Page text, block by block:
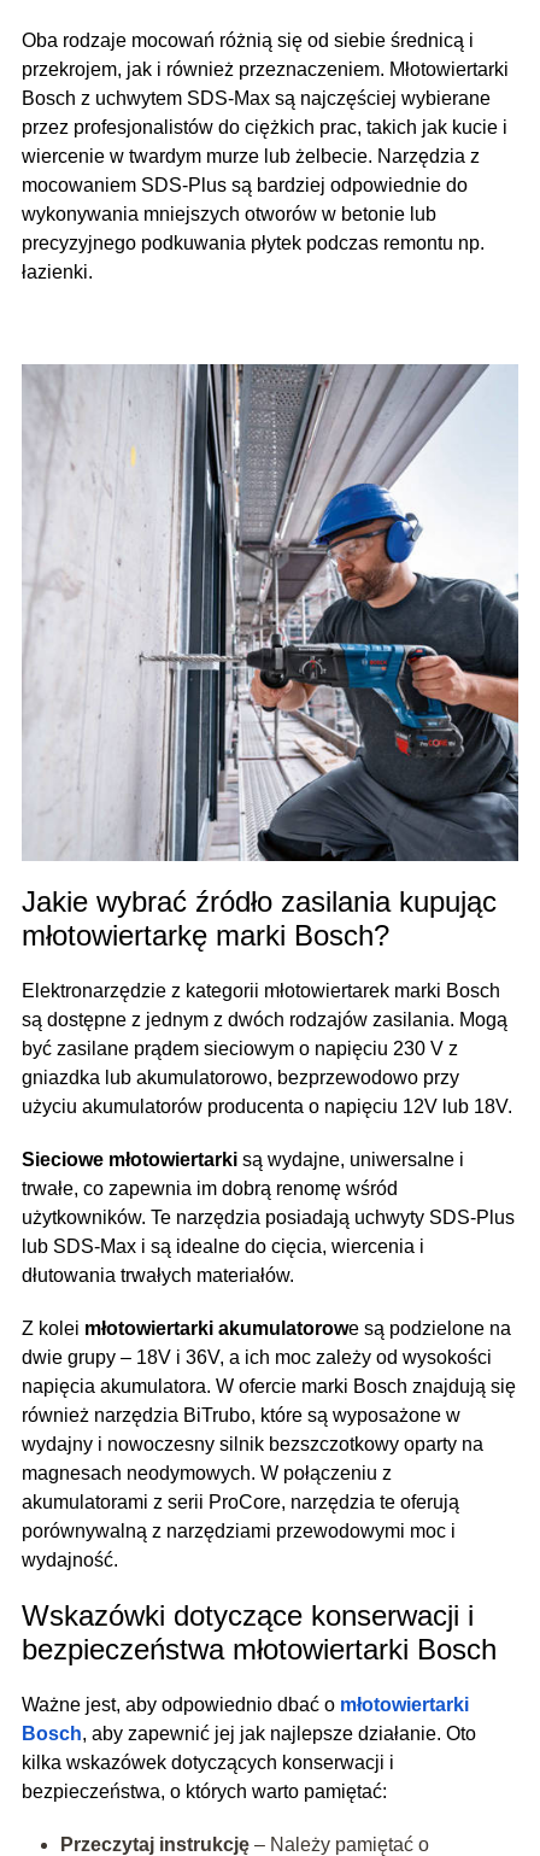
Oba rodzaje mocowań różnią się od siebie średnicą i
przekrojem, jak i również przeznaczeniem. Młotowiertarki
Bosch z uchwytem SDS-Max są najczęściej wybierane
przez profesjonalistów do ciężkich prac, takich jak kucie i
wiercenie w twardym murze lub żelbecie. Narzędzia z
mocowaniem SDS-Plus są bardziej odpowiednie do
wykonywania mniejszych otworów w betonie lub
precyzyjnego podkuwania płytek podczas remontu np.
łazienki.
Jakie wybrać źródło zasilania kupując
młotowiertarkę marki Bosch?
Elektronarzędzie z kategorii młotowiertarek marki Bosch
są dostępne z jednym z dwóch rodzajów zasilania. Mogą
być zasilane prądem sieciowym o napięciu 230 V z
gniazdka lub akumulatorowo, bezprzewodowo przy
użyciu akumulatorów producenta o napięciu 12V lub 18V.
Sieciowe młotowiertarki są wydajne, uniwersalne i
trwałe, co zapewnia im dobrą renomę wśród
użytkowników. Te narzędzia posiadają uchwyty SDS-Plus
lub SDS-Max i są idealne do cięcia, wiercenia i
dłutowania trwałych materiałów.
Z kolei młotowiertarki akumulatorowe są podzielone na
dwie grupy – 18V i 36V, a ich moc zależy od wysokości
napięcia akumulatora. W ofercie marki Bosch znajdują się
również narzędzia BiTrubo, które są wyposażone w
wydajny i nowoczesny silnik bezszczotkowy oparty na
magnesach neodymowych. W połączeniu z
akumulatorami z serii ProCore, narzędzia te oferują
porównywalną z narzędziami przewodowymi moc i
wydajność.
Wskazówki dotyczące konserwacji i
bezpieczeństwa młotowiertarki Bosch
Ważne jest, aby odpowiednio dbać o młotowiertarki
Bosch, aby zapewnić jej jak najlepsze działanie. Oto
kilka wskazówek dotyczących konserwacji i
bezpieczeństwa, o których warto pamiętać:
Przeczytaj instrukcję– Należy pamiętać o